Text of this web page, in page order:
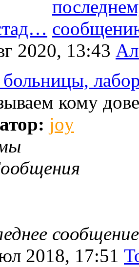
2020, 13:43
кому
joy
сообщение
2018, 17:51